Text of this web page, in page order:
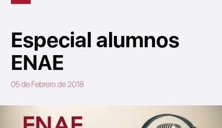
Especial alumnos
ENAE
05 de Febrero de 2018